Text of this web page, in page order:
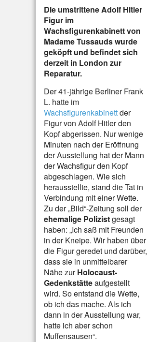
Die umstrittene Adolf Hitler
Figur im
Wachsfigurenkabinett von
Madame Tussauds wurde
geköpft und befindet sich
derzeit in London zur
Reparatur.
Der 41-jährige Berliner Frank
L. hatte im
Wachsfigurenkabinettder
Figur von Adolf Hitler den
Kopf abgerissen. Nur wenige
Minuten nach der Eröffnung
der Ausstellung hat der Mann
der Wachsfigur den Kopf
abgeschlagen. Wie sich
herausstellte, stand die Tat in
Verbindung mit einer Wette.
Zu der „Bild“-Zeitung soll der
ehemalige Polizistgesagt
haben: „Ich saß mit Freunden
in der Kneipe. Wir haben über
die Figur geredet und darüber,
dass sie in unmittelbarer
Nähe zurHolocaust-
Gedenkstätteaufgestellt
wird. So entstand die Wette,
ob ich das mache. Als ich
dann in der Ausstellung war,
hatte ich aber schon
Muffensausen“.